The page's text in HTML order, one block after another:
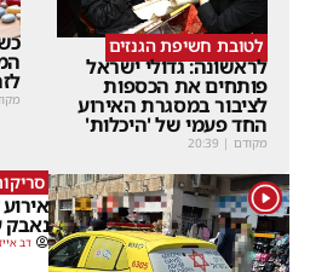
לטובת חשיפת הגנזים
לראשונה: גדולי ישראל
פותחים את הכספות
לציבור במסגרת האירוע
החד פעמי של 'היכלות'
מקודם |
20:39
1
נאבק
דב